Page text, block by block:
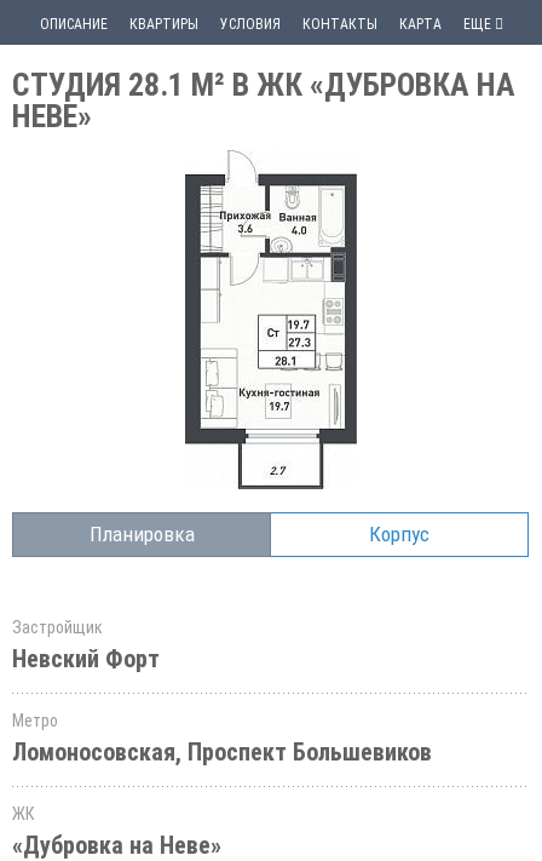
ОПИСАНИЕ КВАРТИРЫ УСЛОВИЯ КОНТАКТЫ КАРТА ЕЩЕ
СТУДИЯ 28.1 М² В ЖК «ДУБРОВКА НА
НЕВЕ»
Планировка Корпус
Застройщик
Невский Форт
Метро
Ломоносовская, Проспект Большевиков
ЖК
«Дубровка на Неве»